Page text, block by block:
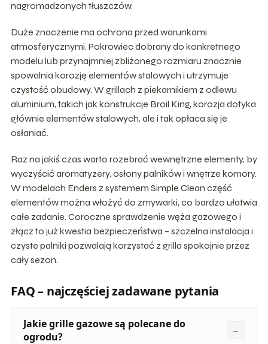
nagromadzonych tłuszczów.
Duże znaczenie ma ochrona przed warunkami
atmosferycznymi. Pokrowiec dobrany do konkretnego
modelu lub przynajmniej zbliżonego rozmiaru znacznie
spowalnia korozję elementów stalowych i utrzymuje
czystość obudowy. W grillach z piekarnikiem z odlewu
aluminium, takich jak konstrukcje Broil King, korozja dotyka
głównie elementów stalowych, ale i tak opłaca się je
osłaniać.
Raz na jakiś czas warto rozebrać wewnętrzne elementy, by
wyczyścić aromatyzery, osłony palników i wnętrze komory.
W modelach Enders z systemem Simple Clean część
elementów można włożyć do zmywarki, co bardzo ułatwia
całe zadanie. Coroczne sprawdzenie węża gazowego i
złącz to już kwestia bezpieczeństwa – szczelna instalacja i
czyste palniki pozwalają korzystać z grilla spokojnie przez
cały sezon.
FAQ – najczęściej zadawane pytania
Jakie grille gazowe są polecane do
ogrodu?